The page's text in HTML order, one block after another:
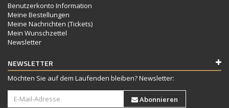
Benutzerkonto Information
Meine Bestellungen
Meine Nachrichten (Tickets)
Mein Wunschzettel
Newsletter
NEWSLETTER
Möchten Sie auf dem Laufenden bleiben? Newsletter:
Abonnieren